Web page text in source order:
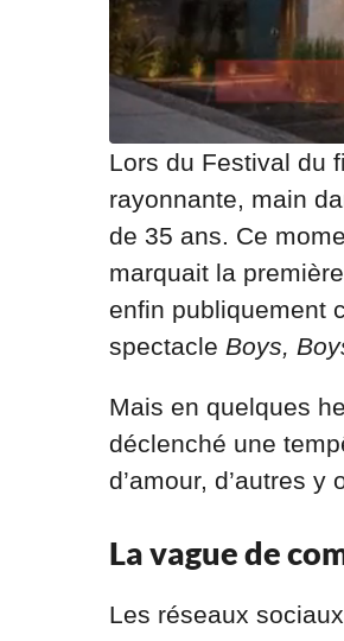
Lors du Festival du
rayonnante, main
de 35 ans. Ce
marquait la
enfin publiquement
spectacle Boys,
Mais en quelques
déclenché une
d’amour, d’autres y
La vague de
Les réseaux